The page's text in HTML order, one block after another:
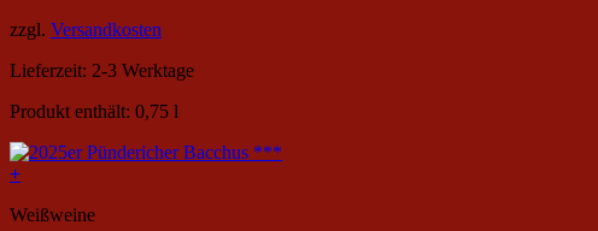
zzgl. Versandkosten
Lieferzeit: 2-3 Werktage
Produkt enthält: 0,75 l
+
Weißweine